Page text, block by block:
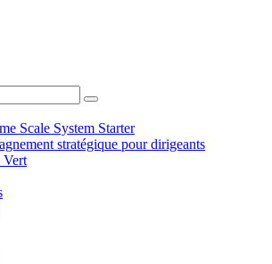
Scale System Starter
stratégique pour dirigeants
Vert